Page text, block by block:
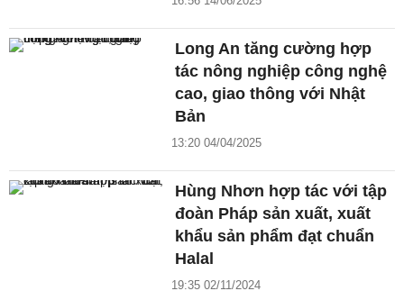
Long An tăng cường hợp
tác nông nghiệp công nghệ
cao, giao thông với Nhật
Bản
13:20 04/04/2025
Hùng Nhơn hợp tác với tập
đoàn Pháp sản xuất, xuất
khẩu sản phẩm đạt chuẩn
Halal
19:35 02/11/2024